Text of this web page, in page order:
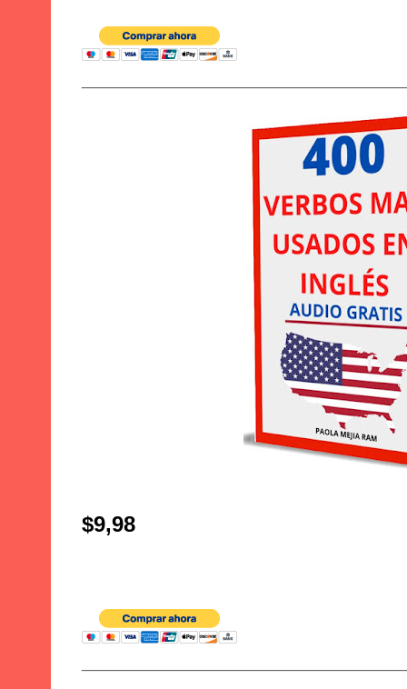
$9,98